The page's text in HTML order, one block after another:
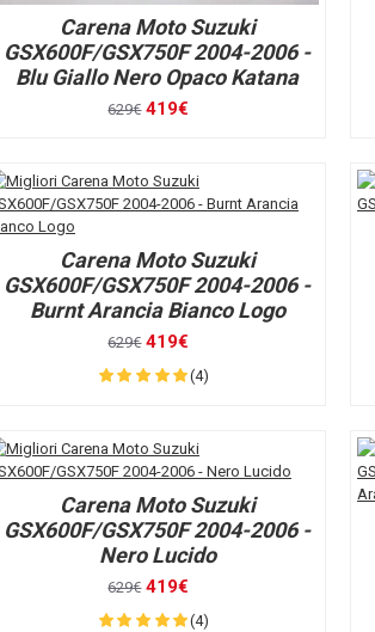
Carena Moto Suzuki
GSX600F/GSX750F 2004-2006 -
Blu Giallo Nero Opaco Katana
629€ 419€
Carena Moto Suzuki
GSX600F/GSX750F 2004-2006 -
Burnt Arancia Bianco Logo
629€ 419€
(4)
Carena Moto Suzuki
GSX600F/GSX750F 2004-2006 -
Nero Lucido
629€ 419€
(4)